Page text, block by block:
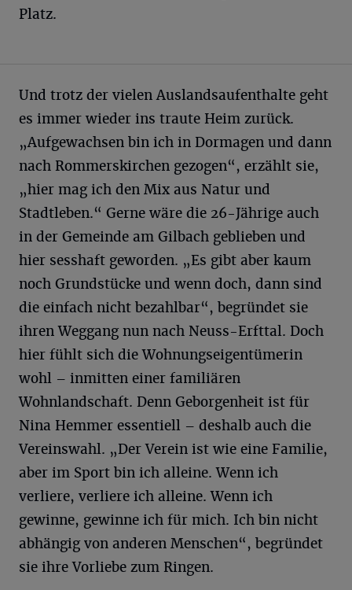
Platz.
Und trotz der vielen Auslandsaufenthalte geht
es immer wieder ins traute Heim zurück.
„Aufgewachsen bin ich in Dormagen und dann
nach Rommerskirchen gezogen“, erzählt sie,
„hier mag ich den Mix aus Natur und
Stadtleben.“ Gerne wäre die 26-Jährige auch
in der Gemeinde am Gilbach geblieben und
hier sesshaft geworden. „Es gibt aber kaum
noch Grundstücke und wenn doch, dann sind
die einfach nicht bezahlbar“, begründet sie
ihren Weggang nun nach Neuss-Erfttal. Doch
hier fühlt sich die Wohnungseigentümerin
wohl – inmitten einer familiären
Wohnlandschaft. Denn Geborgenheit ist für
Nina Hemmer essentiell – deshalb auch die
Vereinswahl. „Der Verein ist wie eine Familie,
aber im Sport bin ich alleine. Wenn ich
verliere, verliere ich alleine. Wenn ich
gewinne, gewinne ich für mich. Ich bin nicht
abhängig von anderen Menschen“, begründet
sie ihre Vorliebe zum Ringen.